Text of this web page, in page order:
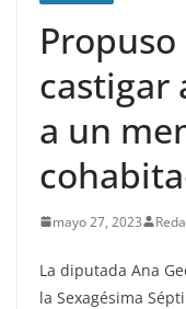
Propuso
castigar
a un
mayo 27, 2023
La diputada Ana
la Sexagésima